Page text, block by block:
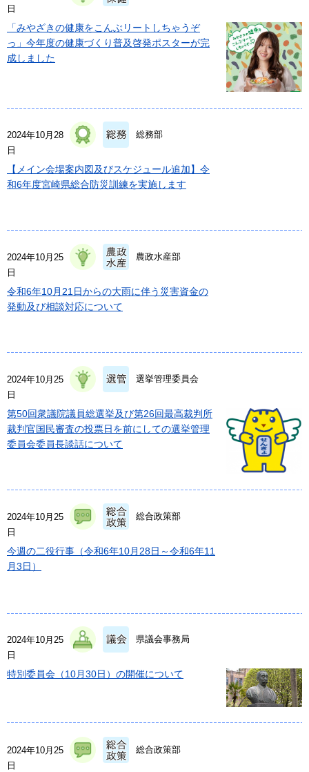
日
「みやざきの健康をこんぶリートしちゃうぞ
っ」今年度の健康づくり普及啓発ポスターが完
成しました
2024年10月28
日
総務部
【メイン会場案内図及びスケジュール追加】令
和6年度宮崎県総合防災訓練を実施します
2024年10月25
日
農政水産部
令和6年10月21日からの大雨に伴う災害資金の
発動及び相談対応について
2024年10月25
日
選挙管理委員会
第50回衆議院議員総選挙及び第26回最高裁判所
裁判官国民審査の投票日を前にしての選挙管理
委員会委員長談話について
2024年10月25
日
総合政策部
今週の二役行事（令和6年10月28日～令和6年11
月3日）
2024年10月25
日
県議会事務局
特別委員会（10月30日）の開催について
2024年10月25
日
総合政策部